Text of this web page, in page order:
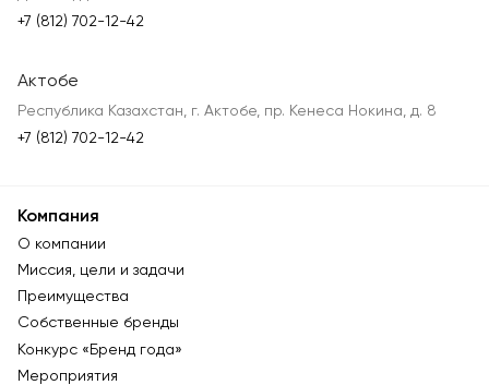
+7 (812) 702-12-42
Актобе
Республика Казахстан, г. Актобе, пр. Кенеса Нокина, д. 8
+7 (812) 702-12-42
Компания
О компании
Миссия, цели и задачи
Преимущества
Собственные бренды
Конкурс «Бренд года»
Мероприятия